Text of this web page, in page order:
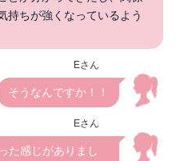
持ちが強くなっているよう
Eさん
そうなんですか！！
Eさん
た感じがありまし